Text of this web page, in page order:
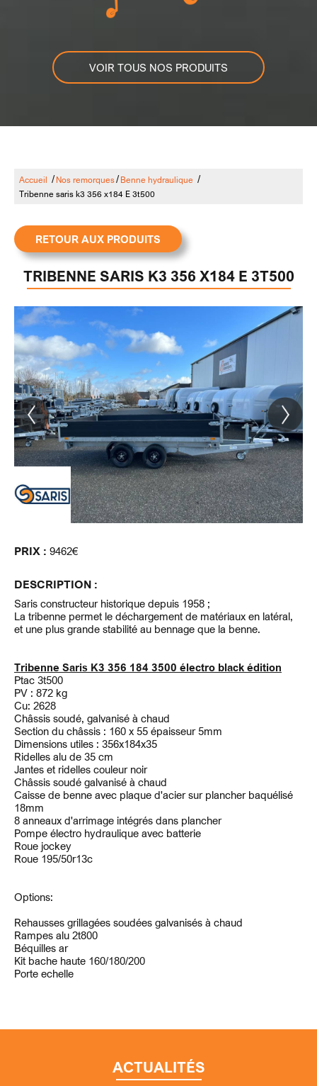
VOIR TOUS NOS PRODUITS
Accueil / Nos remorques/ Benne hydraulique /
Tribenne saris k3 356 x184 E 3t500
RETOUR AUX PRODUITS
TRIBENNE SARIS K3 356 X184 E 3T500
PRIX : 9462€
DESCRIPTION :
Saris constructeur historique depuis 1958 ;
La tribenne permet le déchargement de matériaux en latéral,
et une plus grande stabilité au bennage que la benne.
Tribenne Saris K3 356 184 3500 électro black édition
Ptac 3t500
PV : 872 kg
Cu: 2628
Châssis soudé, galvanisé à chaud
Section du châssis : 160 x 55 épaisseur 5mm
Dimensions utiles : 356x184x35
Ridelles alu de 35 cm
Jantes et ridelles couleur noir
Châssis soudé galvanisé à chaud
Caisse de benne avec plaque d'acier sur plancher baquélisé
18mm
8 anneaux d'arrimage intégrés dans plancher
Pompe électro hydraulique avec batterie
Roue jockey
Roue 195/50r13c
Options:
Rehausses grillagées soudées galvanisés à chaud
Rampes alu 2t800
Béquilles ar
Kit bache haute 160/180/200
Porte echelle
ACTUALITÉS